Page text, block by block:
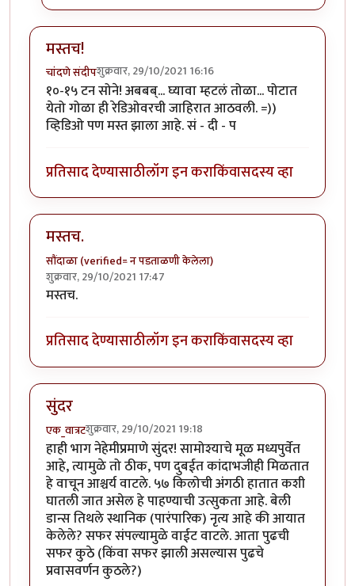
मस्तच!
चांदणे संदीपशुक्रवार, 29/10/2021 16:16
१०-१५ टन सोने! अबबब्... घ्यावा म्हटलं तोळा... पोटात
येतो गोळा ही रेडिओवरची जाहिरात आठवली. =))
व्हिडिओ पण मस्त झाला आहे. सं - दी - प
प्रतिसाद देण्यासाठीलॉग इन कराकिंवासदस्य व्हा
मस्तच.
सौंदाळा (verified= न पडताळणी केलेला)
शुक्रवार, 29/10/2021 17:47
मस्तच.
प्रतिसाद देण्यासाठीलॉग इन कराकिंवासदस्य व्हा
सुंदर
एक_वात्रटशुक्रवार, 29/10/2021 19:18
हाही भाग नेहेमीप्रमाणे सुंदर! सामोश्याचे मूळ मध्यपुर्वेत
आहे, त्यामुळे तो ठीक, पण दुबईत कांदाभजीही मिळतात
हे वाचून आश्चर्य वाटले. ५७ किलोची अंगठी हातात कशी
घातली जात असेल हे पाहण्याची उत्सुकता आहे. बेली
डान्स तिथले स्थानिक (पारंपारिक) नृत्य आहे की आयात
केलेले? सफर संपल्यामुळे वाईट वाटले. आता पुढची
सफर कुठे (किंवा सफर झाली असल्यास पुढचे
प्रवासवर्णन कुठले?)